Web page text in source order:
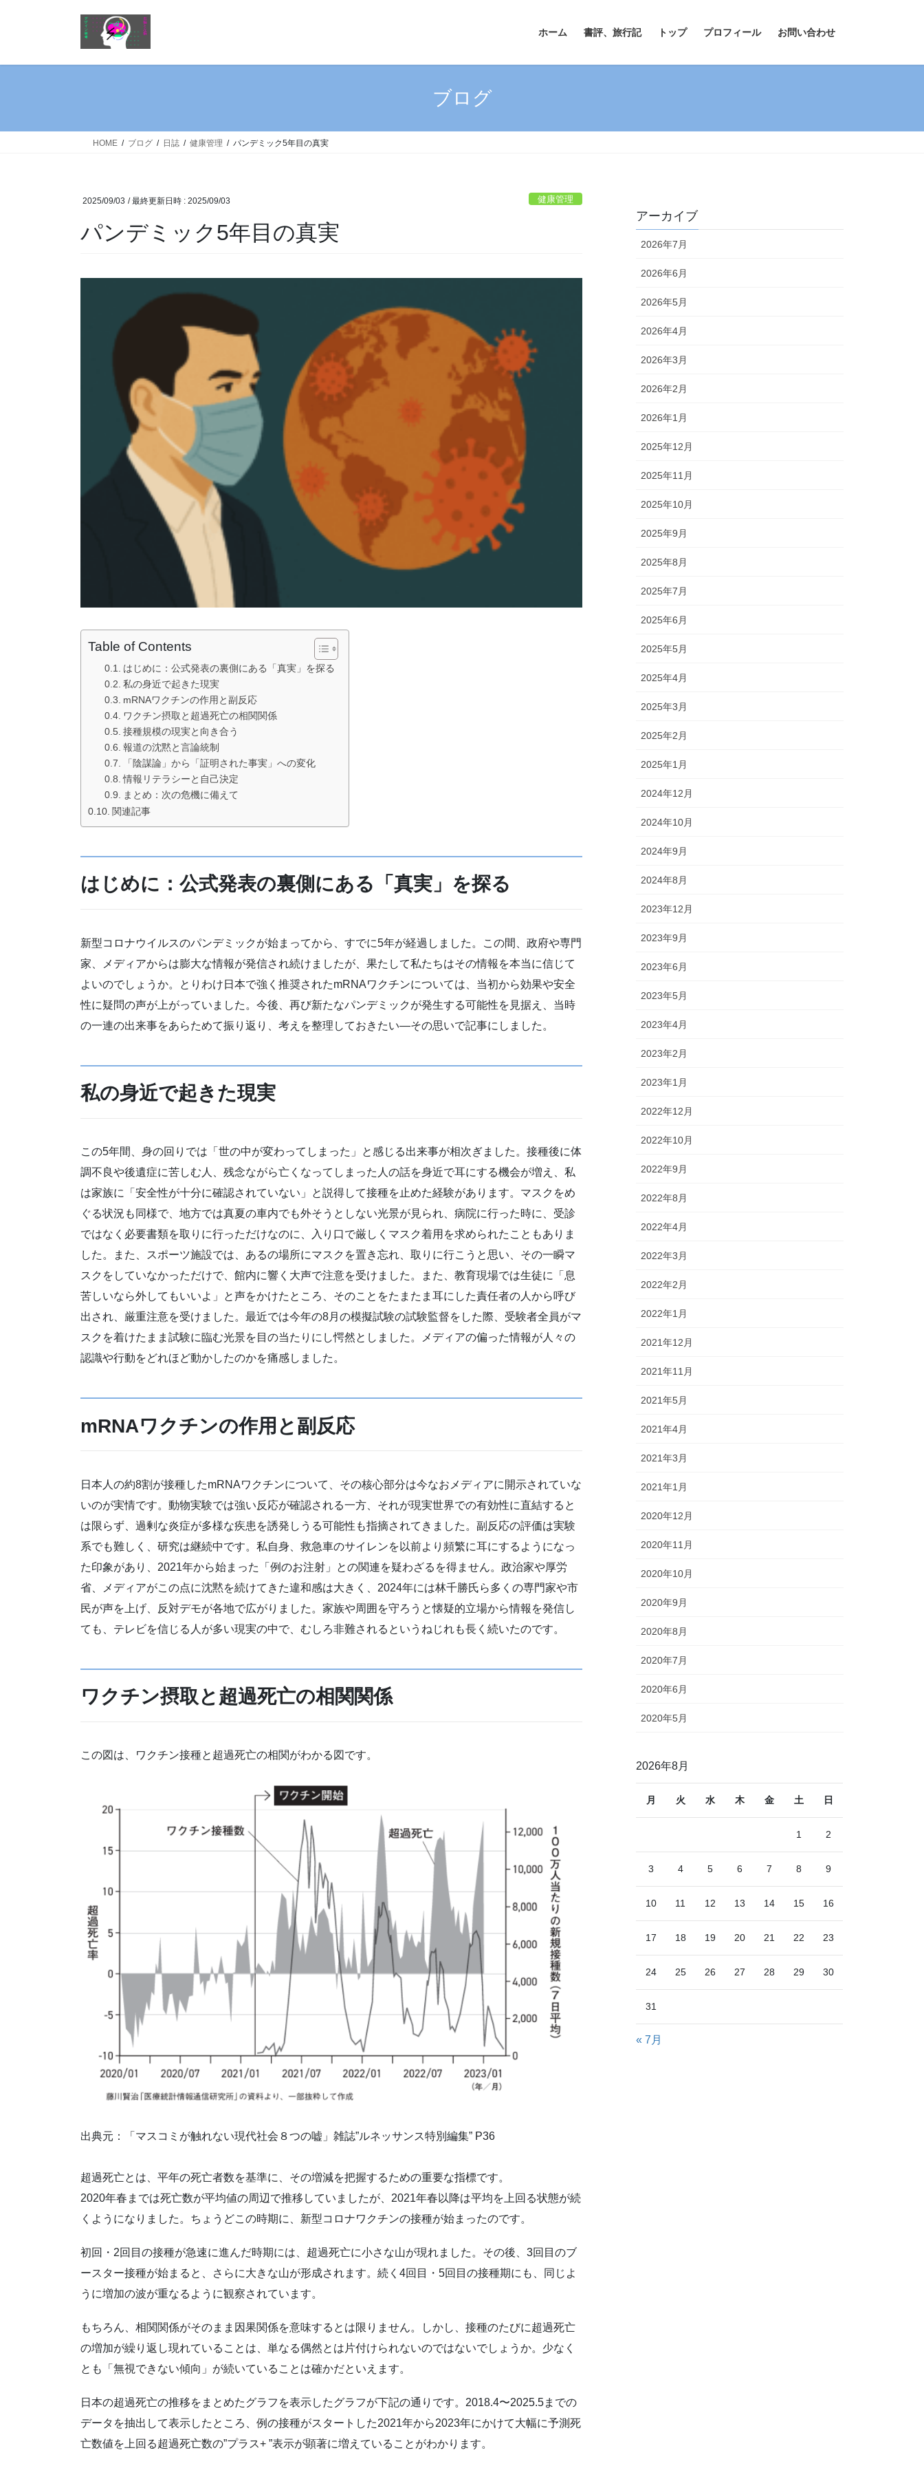
ホーム 書評、旅行記 トップ プロフィール お問い合わせ
ブログ
HOME ブログ 日誌 健康管理 パンデミック5年目の真実
2025/09/03 / 最終更新日時 : 2025/09/03 健康管理
パンデミック5年目の真実
Table of Contents
はじめに：公式発表の裏側にある「真実」を探る
私の身近で起きた現実
mRNAワクチンの作用と副反応
ワクチン摂取と超過死亡の相関関係
接種規模の現実と向き合う
報道の沈黙と言論統制
「陰謀論」から「証明された事実」への変化
情報リテラシーと自己決定
まとめ：次の危機に備えて
関連記事
はじめに：公式発表の裏側にある「真実」を探る
新型コロナウイルスのパンデミックが始まってから、すでに5年が経過しました。この間、政府や専門
家、メディアからは膨大な情報が発信され続けましたが、果たして私たちはその情報を本当に信じて
よいのでしょうか。とりわけ日本で強く推奨されたmRNAワクチンについては、当初から効果や安全
性に疑問の声が上がっていました。今後、再び新たなパンデミックが発生する可能性を見据え、当時
の一連の出来事をあらためて振り返り、考えを整理しておきたい—その思いで記事にしました。
私の身近で起きた現実
この5年間、身の回りでは「世の中が変わってしまった」と感じる出来事が相次ぎました。接種後に体
調不良や後遺症に苦しむ人、残念ながら亡くなってしまった人の話を身近で耳にする機会が増え、私
は家族に「安全性が十分に確認されていない」と説得して接種を止めた経験があります。マスクをめ
ぐる状況も同様で、地方では真夏の車内でも外そうとしない光景が見られ、病院に行った時に、受診
ではなく必要書類を取りに行っただけなのに、入り口で厳しくマスク着用を求められたこともありま
した。また、スポーツ施設では、あるの場所にマスクを置き忘れ、取りに行こうと思い、その一瞬マ
スクをしていなかっただけで、館内に響く大声で注意を受けました。また、教育現場では生徒に「息
苦しいなら外してもいいよ」と声をかけたところ、そのことをたまたま耳にした責任者の人から呼び
出され、厳重注意を受けました。最近では今年の8月の模擬試験の試験監督をした際、受験者全員がマ
スクを着けたまま試験に臨む光景を目の当たりにし愕然としました。メディアの偏った情報が人々の
認識や行動をどれほど動かしたのかを痛感しました。
mRNAワクチンの作用と副反応
日本人の約8割が接種したmRNAワクチンについて、その核心部分は今なおメディアに開示されていな
いのが実情です。動物実験では強い反応が確認される一方、それが現実世界での有効性に直結すると
は限らず、過剰な炎症が多様な疾患を誘発しうる可能性も指摘されてきました。副反応の評価は実験
系でも難しく、研究は継続中です。私自身、救急車のサイレンを以前より頻繁に耳にするようになっ
た印象があり、2021年から始まった「例のお注射」との関連を疑わざるを得ません。政治家や厚労
省、メディアがこの点に沈黙を続けてきた違和感は大きく、2024年には林千勝氏ら多くの専門家や市
民が声を上げ、反対デモが各地で広がりました。家族や周囲を守ろうと懐疑的立場から情報を発信し
ても、テレビを信じる人が多い現実の中で、むしろ非難されるというねじれも長く続いたのです。
ワクチン摂取と超過死亡の相関関係
この図は、ワクチン接種と超過死亡の相関がわかる図です。
出典元：「マスコミが触れない現代社会８つの嘘」雑誌”ルネッサンス特別編集” P36
超過死亡とは、平年の死亡者数を基準に、その増減を把握するための重要な指標です。
2020年春までは死亡数が平均値の周辺で推移していましたが、2021年春以降は平均を上回る状態が続
くようになりました。ちょうどこの時期に、新型コロナワクチンの接種が始まったのです。
初回・2回目の接種が急速に進んだ時期には、超過死亡に小さな山が現れました。その後、3回目のブ
ースター接種が始まると、さらに大きな山が形成されます。続く4回目・5回目の接種期にも、同じよ
うに増加の波が重なるように観察されています。
もちろん、相関関係がそのまま因果関係を意味するとは限りません。しかし、接種のたびに超過死亡
の増加が繰り返し現れていることは、単なる偶然とは片付けられないのではないでしょうか。少なく
とも「無視できない傾向」が続いていることは確かだといえます。
日本の超過死亡の推移をまとめたグラフを表示したグラフが下記の通りです。2018.4〜2025.5までの
データを抽出して表示したところ、例の接種がスタートした2021年から2023年にかけて大幅に予測死
亡数値を上回る超過死亡数の”プラス+ ”表示が顕著に増えていることがわかります。
アーカイブ
2026年7月
2026年6月
2026年5月
2026年4月
2026年3月
2026年2月
2026年1月
2025年12月
2025年11月
2025年10月
2025年9月
2025年8月
2025年7月
2025年6月
2025年5月
2025年4月
2025年3月
2025年2月
2025年1月
2024年12月
2024年10月
2024年9月
2024年8月
2023年12月
2023年9月
2023年6月
2023年5月
2023年4月
2023年2月
2023年1月
2022年12月
2022年10月
2022年9月
2022年8月
2022年4月
2022年3月
2022年2月
2022年1月
2021年12月
2021年11月
2021年5月
2021年4月
2021年3月
2021年1月
2020年12月
2020年11月
2020年10月
2020年9月
2020年8月
2020年7月
2020年6月
2020年5月
2026年8月
月 火 水 木 金 土 日
1 2
3 4 5 6 7 8 9
10 11 12 13 14 15 16
17 18 19 20 21 22 23
24 25 26 27 28 29 30
31
« 7月